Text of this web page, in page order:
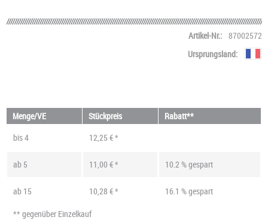
Artikel-Nr.: 87002572
Ursprungsland:
Menge/VE Stückpreis
Rabatt**
bis4 12,25 € *
ab 5 11,00 € * 10.2 % gespart
ab 15 10,28 € *
16.1 % gespart
** gegenüber Einzelkauf